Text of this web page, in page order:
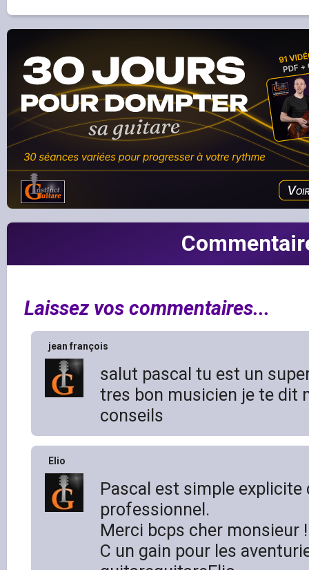
Laissez vos commentaires...
jean françois
salut pascal tu est un
tres bon musicien je te dit
conseils
Elio
Pascal est simple
professionnel.
Merci bcps cher monsieur
C un gain pour les